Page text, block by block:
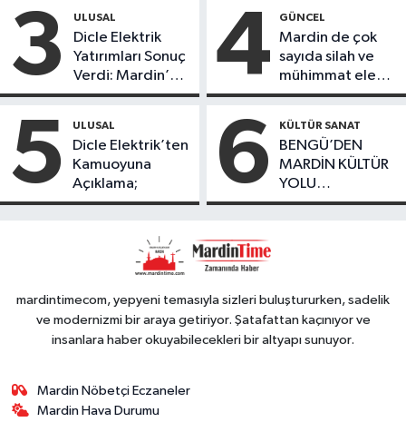
ürünlerini satarak
köydeki
çoçuklara kitap
desteğinde
bulundu
3 ULUSAL
Dicle Elektrik
Yatırımları Sonuç
Verdi: Mardin’de
Kayıp Kaçak
Düşüş
4 GÜNCEL
Mardin de çok
sayıda silah ve
mühimmat ele
geçirildi
5 ULUSAL
Dicle Elektrik’ten
Kamuoyuna
Açıklama;
6 KÜLTÜR SANAT
BENGÜ’DEN
MARDİN KÜLTÜR
YOLU
FESTIVALİ’NDE
mardintimecom, yepyeni temasıyla sizleri buluştururken, sadelik
ve modernizmi bir araya getiriyor. Şatafattan kaçınıyor ve
insanlara haber okuyabilecekleri bir altyapı sunuyor.
Mardin Nöbetçi Eczaneler
Mardin Hava Durumu